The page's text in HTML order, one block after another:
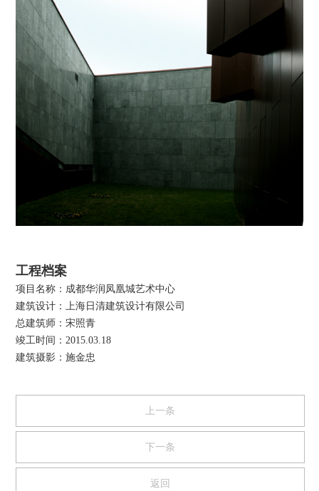
工程档案
项目名称： 成都华润凤凰城艺术中心
建筑设计：上海日清建筑设计有限公司
总建筑师：宋照青
竣工时间：2015.03.18
建筑摄影：施金忠
上一条
下一条
返回